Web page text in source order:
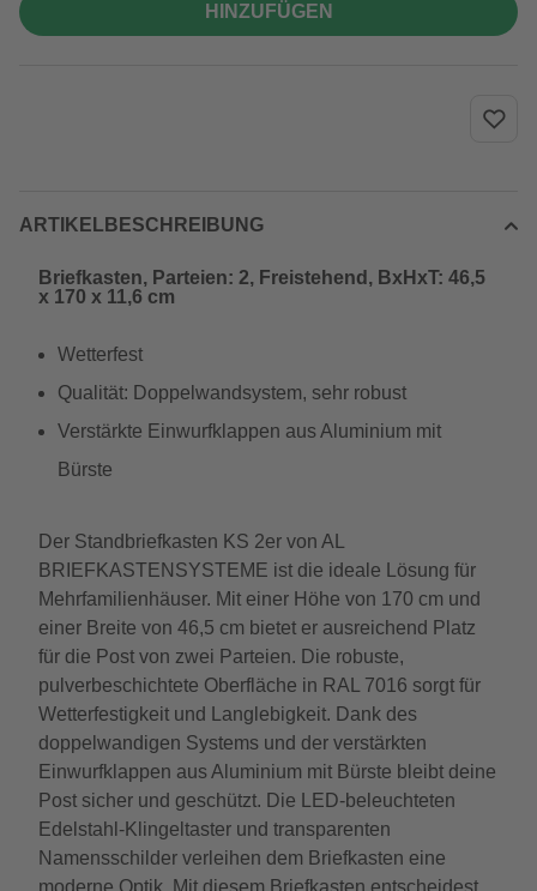
HINZUFÜGEN
ARTIKELBESCHREIBUNG
Briefkasten, Parteien: 2, Freistehend, BxHxT: 46,5
x 170 x 11,6 cm
Wetterfest
Qualität: Doppelwandsystem, sehr robust
Verstärkte Einwurfklappen aus Aluminium mit
Bürste
Der Standbriefkasten KS 2er von AL
BRIEFKASTENSYSTEME ist die ideale Lösung für
Mehrfamilienhäuser. Mit einer Höhe von 170 cm und
einer Breite von 46,5 cm bietet er ausreichend Platz
für die Post von zwei Parteien. Die robuste,
pulverbeschichtete Oberfläche in RAL 7016 sorgt für
Wetterfestigkeit und Langlebigkeit. Dank des
doppelwandigen Systems und der verstärkten
Einwurfklappen aus Aluminium mit Bürste bleibt deine
Post sicher und geschützt. Die LED-beleuchteten
Edelstahl-Klingeltaster und transparenten
Namensschilder verleihen dem Briefkasten eine
moderne Optik. Mit diesem Briefkasten entscheidest